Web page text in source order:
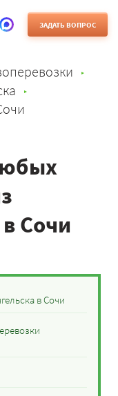
ЗАДАТЬ ВОПРОС
Сочи
в Сочи